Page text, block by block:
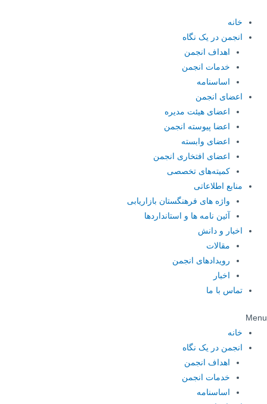
محتوا
خانه
انجمن در یک نگاه
اهداف انجمن
خدمات انجمن
اساسنامه
اعضای انجمن
اعضای هیئت مدیره
اعضا پیوسته انجمن
اعضای وابسته
اعضای افتخاری انجمن
کمیته‌های تخصصی
منابع اطلاعاتی
واژه های فرهنگستان بازاریابی
آئین نامه ها و استانداردها
اخبار و دانش
مقالات
رویدادهای انجمن
اخبار
تماس با ما
Menu
خانه
انجمن در یک نگاه
اهداف انجمن
خدمات انجمن
اساسنامه